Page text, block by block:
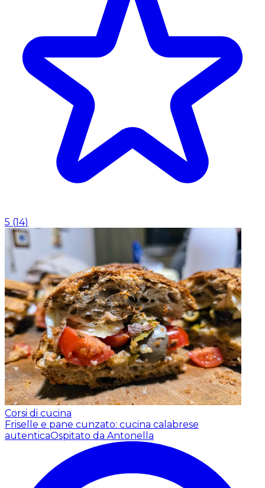
5 (14)
Corsi di cucina
Friselle e pane cunzato: cucina calabrese
autenticaOspitato da Antonella